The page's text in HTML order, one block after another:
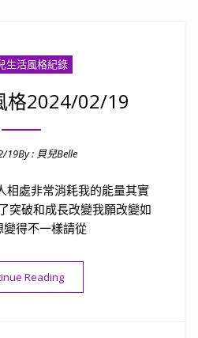
生活風格紀錄
格2024/02/19
19By : 貝兒Belle
相處非常消耗我的能量其實
突破和成長改變我願改變如
變得不一樣請從
Reading“貝兒生活風格2024/02/19”